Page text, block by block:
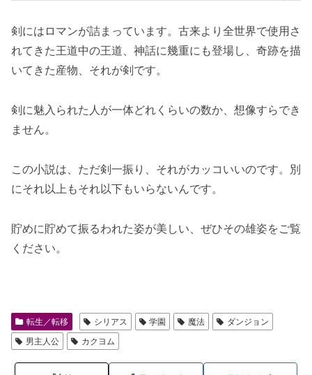
剣にはロマンが詰まっています。古来より全世界で使用さ
れてきた王道中の王道、神話に幾重にも登場し、奇跡を描
いてきた産物、それが剣です。
剣に魅入られた人が一体どれくらいの数か、想像すらでき
ません。
この小説は、ただ剣一振り、それがカッコいいのです。別
にそれ以上もそれ以下もいらないんです。
貯めに貯めて振るわれた姿が美しい、ぜひその雄姿をご覧
ください。
転生／転移 シリアス 学園 魔法
ダンジョン
男主人公
カクヨム